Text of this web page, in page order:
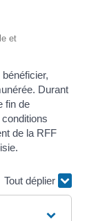
et
Durant
fin de
de la RFF
Tout déplier